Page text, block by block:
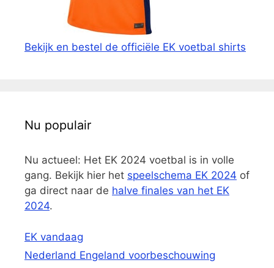
Bekijk en bestel de officiële EK voetbal shirts
Nu populair
Nu actueel: Het EK 2024 voetbal is in volle
gang. Bekijk hier het speelschema EK 2024 of
ga direct naar de halve finales van het EK
2024.
EK vandaag
Nederland Engeland voorbeschouwing